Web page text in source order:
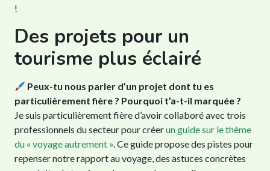
!
Des projets pour un
tourisme plus éclairé
Peux-tu nous parler d’un projet dont tu es
particulièrement fière ? Pourquoi t’a-t-il marquée ?
Je suis particulièrement fière d’avoir collaboré avec trois
professionnels du secteur pour créerun guide sur le thème
du « voyage autrement » . Ce guide propose des pistes pour
repenser notre rapport au voyage, des astuces concrètes